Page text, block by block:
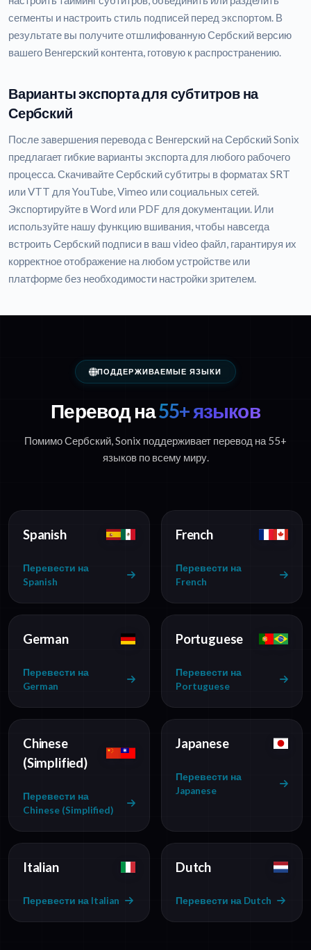
сегменты и настроить стиль подписей перед экспортом. В
результате вы получите отшлифованную Сербский версию
вашего Венгерский контента, готовую к распространению.
Варианты экспорта для субтитров на
Сербский
После завершения перевода с Венгерский на Сербский Sonix
предлагает гибкие варианты экспорта для любого рабочего
процесса. Скачивайте Сербский субтитры в форматах SRT
или VTT для YouTube, Vimeo или социальных сетей.
Экспортируйте в Word или PDF для документации. Или
используйте нашу функцию вшивания, чтобы навсегда
встроить Сербский подписи в ваш video файл, гарантируя их
корректное отображение на любом устройстве или
платформе без необходимости настройки зрителем.
ПОДДЕРЖИВАЕМЫЕ ЯЗЫКИ
Перевод на55+ языков
Помимо Сербский, Sonix поддерживает перевод на 55+
языков по всему миру.
Spanish
Перевести на
Spanish
French
Перевести на
French
German
Перевести на
German
Portuguese
Перевести на
Portuguese
Chinese
(Simplified)
Перевести на
Chinese (Simplified)
Japanese
Перевести на
Japanese
Italian
Перевести на Italian
Dutch
Перевести на Dutch